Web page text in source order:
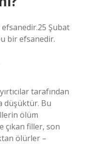
Şubat
bir efsanedir.
tarafından
düşüktür. Bu
ölüm
çıkan filler, son
ölürler –